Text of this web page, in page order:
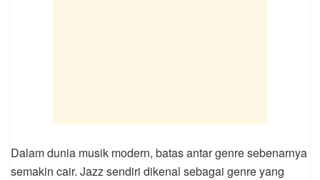
Dalam dunia musik modern, batas antar genre sebenarnya
semakin cair. Jazz sendiri dikenal sebagai genre yang